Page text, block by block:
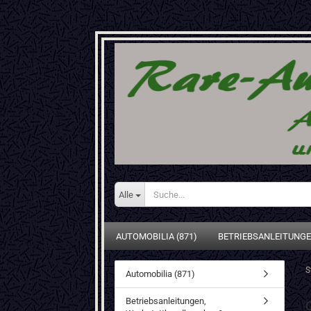
Alle
AUTOMOBILIA (871)
Automobilia (871)
Betriebsanleitungen,